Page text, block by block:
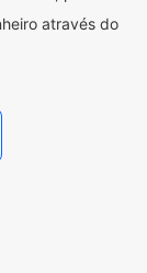
através do